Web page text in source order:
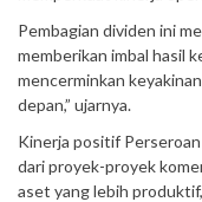
Pembagian dividen ini
memberikan imbal hasil
mencerminkan
depan,” ujarnya.
Kinerja positif
dari proyek-proyek
aset yang lebih